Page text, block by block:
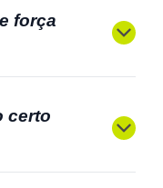
força
certo